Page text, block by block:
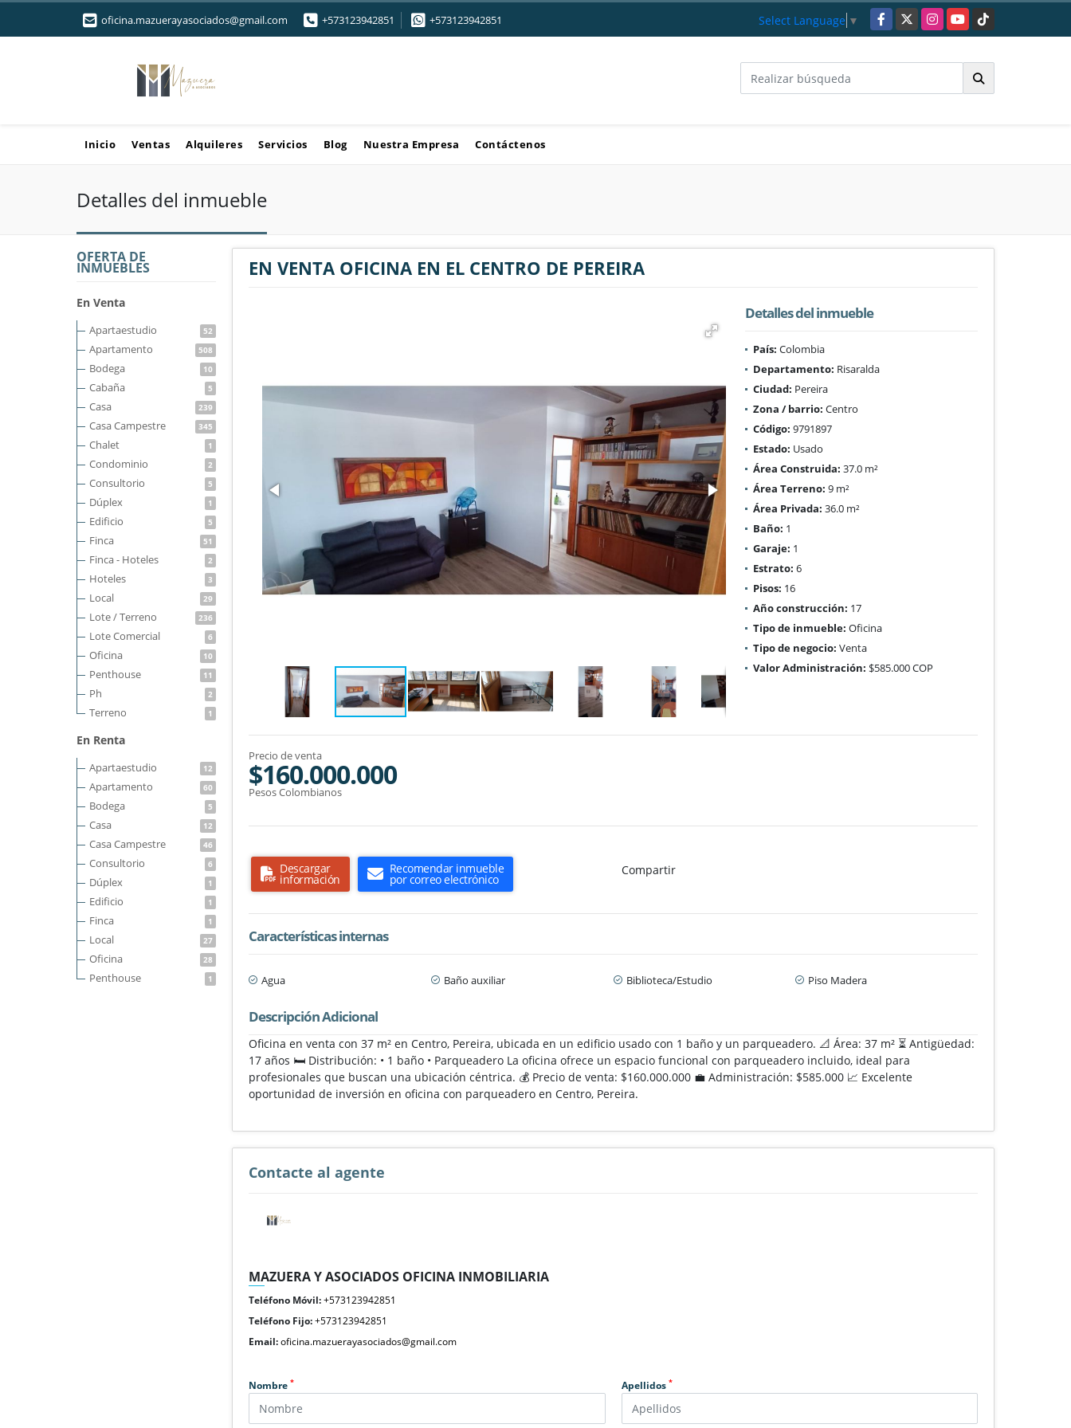
oficina.mazuerayasociados@gmail.com +573123942851 +573123942851 Select Language ▼ Facebook
X InstagramYouTubeTikTok
Inicio Ventas Alquileres Servicios Blog Nuestra Empresa Contáctenos
Detalles del inmueble
OFERTA DE
INMUEBLES
En Venta
Apartaestudio 52
Apartamento 508
Bodega 10
Cabaña 5
Casa 239
Casa Campestre 345
Chalet 1
Condominio 2
Consultorio 5
Dúplex 1
Edificio 5
Finca 51
Finca - Hoteles 2
Hoteles 3
Local 29
Lote / Terreno 236
Lote Comercial 6
Oficina 10
Penthouse 11
Ph 2
Terreno 1
En Renta
Apartaestudio 12
Apartamento 60
Bodega 5
Casa 12
Casa Campestre 46
Consultorio 6
Dúplex 1
Edificio 1
Finca 1
Local 27
Oficina 28
Penthouse 1
EN VENTA OFICINA EN EL CENTRO DE PEREIRA
Detalles del inmueble
País: Colombia
Departamento: Risaralda
Ciudad: Pereira
Zona / barrio: Centro
Código: 9791897
Estado: Usado
Área Construida: 37.0 m²
Área Terreno: 9 m²
Área Privada: 36.0 m²
Baño: 1
Garaje: 1
Estrato: 6
Pisos: 16
Año construcción: 17
Tipo de inmueble: Oficina
Tipo de negocio: Venta
Valor Administración: $585.000 COP
Precio de venta
$160.000.000
Pesos Colombianos
Descargar
información
Recomendar inmueble
por correo electrónico
Compartir
Características internas
Agua Baño auxiliar Biblioteca/Estudio Piso Madera
Descripción Adicional
Oficina en venta con 37 m² en Centro, Pereira, ubicada en un edificio usado con 1 baño y un parqueadero. 📐 Área: 37 m² ⏳ Antigüedad:
17 años 🛏️ Distribución: • 1 baño • Parqueadero La oficina ofrece un espacio funcional con parqueadero incluido, ideal para
profesionales que buscan una ubicación céntrica. 💰 Precio de venta: $160.000.000 💼 Administración: $585.000 📈 Excelente
oportunidad de inversión en oficina con parqueadero en Centro, Pereira.
Contacte al agente
MAZUERA Y ASOCIADOS OFICINA INMOBILIARIA
Teléfono Móvil:+573123942851
Teléfono Fijo:+573123942851
Email:oficina.mazuerayasociados@gmail.com
Nombre* Apellidos *